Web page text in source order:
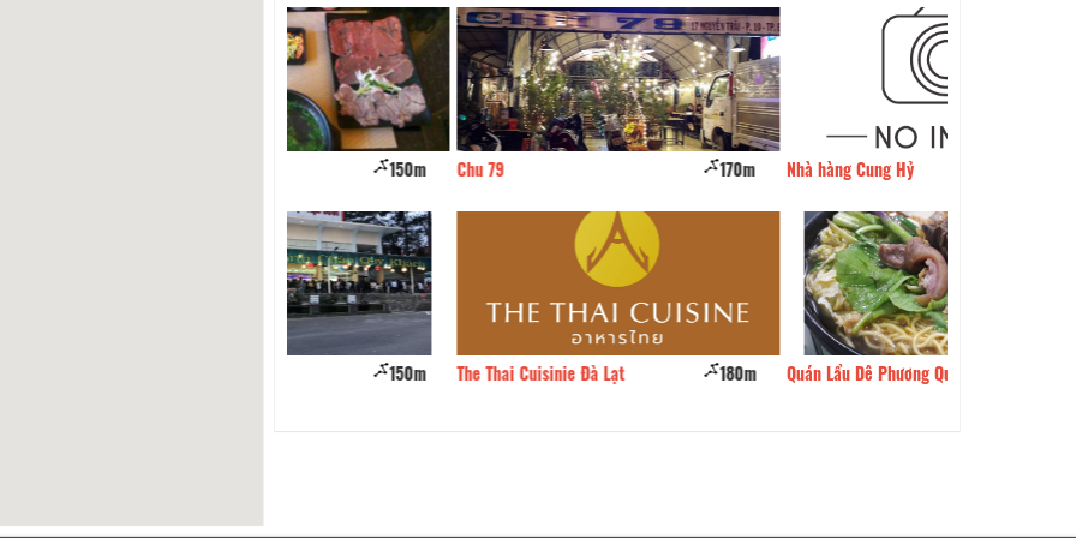
The Thai Cuisinie Đà Lạt 180m
Nhà hàng Cung Hỷ 180m
Quán Lẩu Dê Phương Quang 190m